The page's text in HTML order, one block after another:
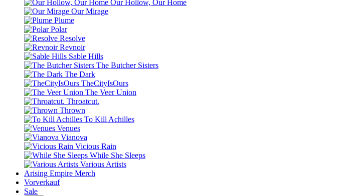
Our Hollow, Our Home
Our Mirage
Plume
Polar
Resolve
Revnoir
Sable Hills
The Butcher Sisters
The Dark
TheCityIsOurs
The Veer Union
Throatcut.
Thrown
To Kill Achilles
Venues
Vianova
Vicious Rain
While She Sleeps
Various Artists
Arising Empire Merch
Vorverkauf
Sale